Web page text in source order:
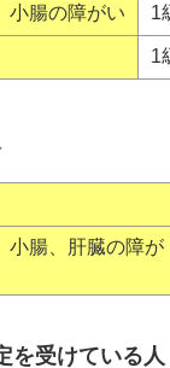
小腸の障がい 1
1
小腸、肝臓の障が
を受けている人